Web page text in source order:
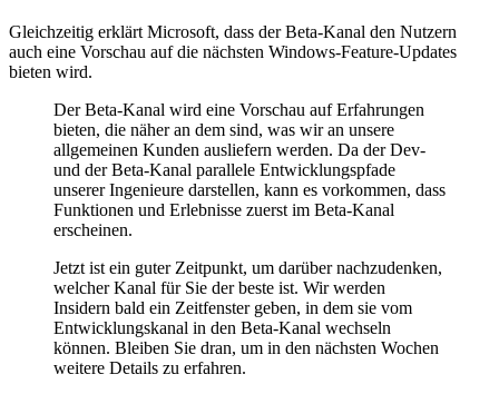
Gleichzeitig erklärt Microsoft, dass der Beta-Kanal den Nutzern
auch eine Vorschau auf die nächsten Windows-Feature-Updates
bieten wird.
Der Beta-Kanal wird eine Vorschau auf Erfahrungen
bieten, die näher an dem sind, was wir an unsere
allgemeinen Kunden ausliefern werden. Da der Dev-
und der Beta-Kanal parallele Entwicklungspfade
unserer Ingenieure darstellen, kann es vorkommen, dass
Funktionen und Erlebnisse zuerst im Beta-Kanal
erscheinen.
Jetzt ist ein guter Zeitpunkt, um darüber nachzudenken,
welcher Kanal für Sie der beste ist. Wir werden
Insidern bald ein Zeitfenster geben, in dem sie vom
Entwicklungskanal in den Beta-Kanal wechseln
können. Bleiben Sie dran, um in den nächsten Wochen
weitere Details zu erfahren.